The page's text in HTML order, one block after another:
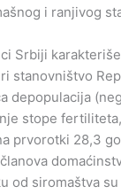
i ranjivog
Srbiji
stanovništvo
depopulacija
stope
prvorotki 28,3
od siromaštva